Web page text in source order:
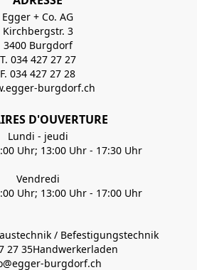
Egger + Co. AG
Kirchbergstr. 3
3400 Burgdorf
T. 034 427 27 27
F. 034 427 27 28
burgdorf.ch
D'OUVERTURE
Lundi - jeudi
Uhr; 13:00 Uhr - 17:30 Uhr
Vendredi
Uhr; 13:00 Uhr - 17:00 Uhr
/ Befestigungstechnik
27 35Handwerkerladen
burgdorf.ch